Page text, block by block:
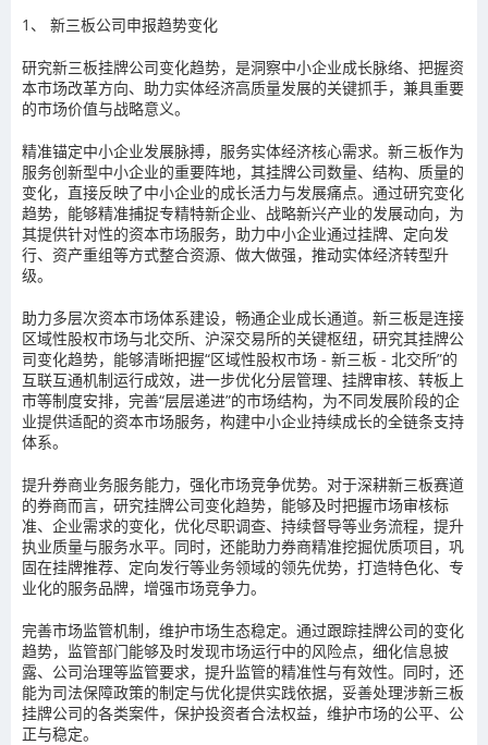
1、 新三板公司申报趋势变化
研究新三板挂牌公司变化趋势，是洞察中小企业成长脉络、把握资
本市场改革方向、助力实体经济高质量发展的关键抓手，兼具重要
的市场价值与战略意义。
精准锚定中小企业发展脉搏，服务实体经济核心需求。 新三板作为
服务创新型中小企业的重要阵地，其挂牌公司数量、结构、质量的
变化，直接反映了中小企业的成长活力与发展痛点。通过研究变化
趋势，能够精准捕捉专精特新企业、战略新兴产业的发展动向，为
其提供针对性的资本市场服务，助力中小企业通过挂牌、定向发
行、资产重组等方式整合资源、做大做强，推动实体经济转型升
级。
助力多层次资本市场体系建设，畅通企业成长通道。 新三板是连接
区域性股权市场与北交所、沪深交易所的关键枢纽，研究其挂牌公
司变化趋势，能够清晰把握“区域性股权市场 - 新三板 - 北交所”的
互联互通机制运行成效，进一步优化分层管理、挂牌审核、转板上
市等制度安排，完善“层层递进”的市场结构，为不同发展阶段的企
业提供适配的资本市场服务，构建中小企业持续成长的全链条支持
体系。
提升券商业务服务能力，强化市场竞争优势。 对于深耕新三板赛道
的券商而言，研究挂牌公司变化趋势，能够及时把握市场审核标
准、企业需求的变化，优化尽职调查、持续督导等业务流程，提升
执业质量与服务水平。同时，还能助力券商精准挖掘优质项目，巩
固在挂牌推荐、定向发行等业务领域的领先优势，打造特色化、专
业化的服务品牌，增强市场竞争力。
完善市场监管机制，维护市场生态稳定。 通过跟踪挂牌公司的变化
趋势，监管部门能够及时发现市场运行中的风险点，细化信息披
露、公司治理等监管要求，提升监管的精准性与有效性。同时，还
能为司法保障政策的制定与优化提供实践依据，妥善处理涉新三板
挂牌公司的各类案件，保护投资者合法权益，维护市场的公平、公
正与稳定。